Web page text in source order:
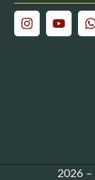
2026 –